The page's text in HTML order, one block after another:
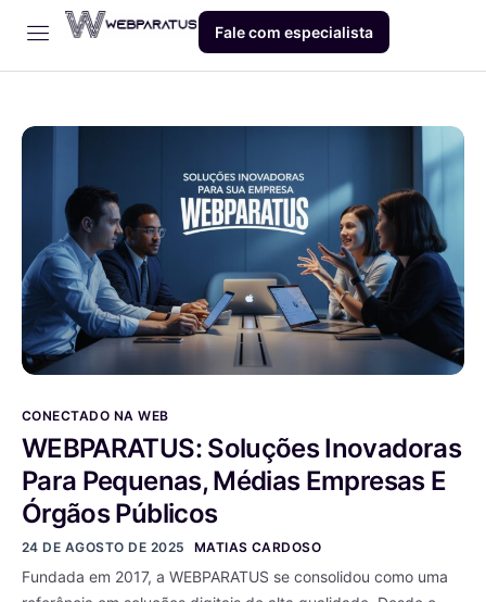
Dev
Contato
Fale com especialista
CONECTADO NA WEB
WEBPARATUS: Soluções Inovadoras
Para Pequenas, Médias Empresas E
Órgãos Públicos
24 DE AGOSTO DE 2025 MATIAS CARDOSO
Fundada em 2017, a WEBPARATUS se consolidou como uma